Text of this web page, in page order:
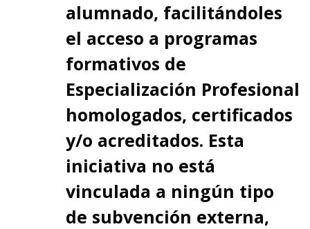
alumnado, facilitándoles
el acceso a programas
formativos de
Especialización Profesional
homologados, certificados
y/o acreditados. Esta
iniciativa no está
vinculada a ningún tipo
de subvención externa,